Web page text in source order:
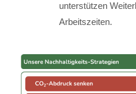
unterstützen
Arbeitszeiten.